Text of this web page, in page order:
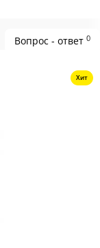
Вопрос - ответ 0
Хит